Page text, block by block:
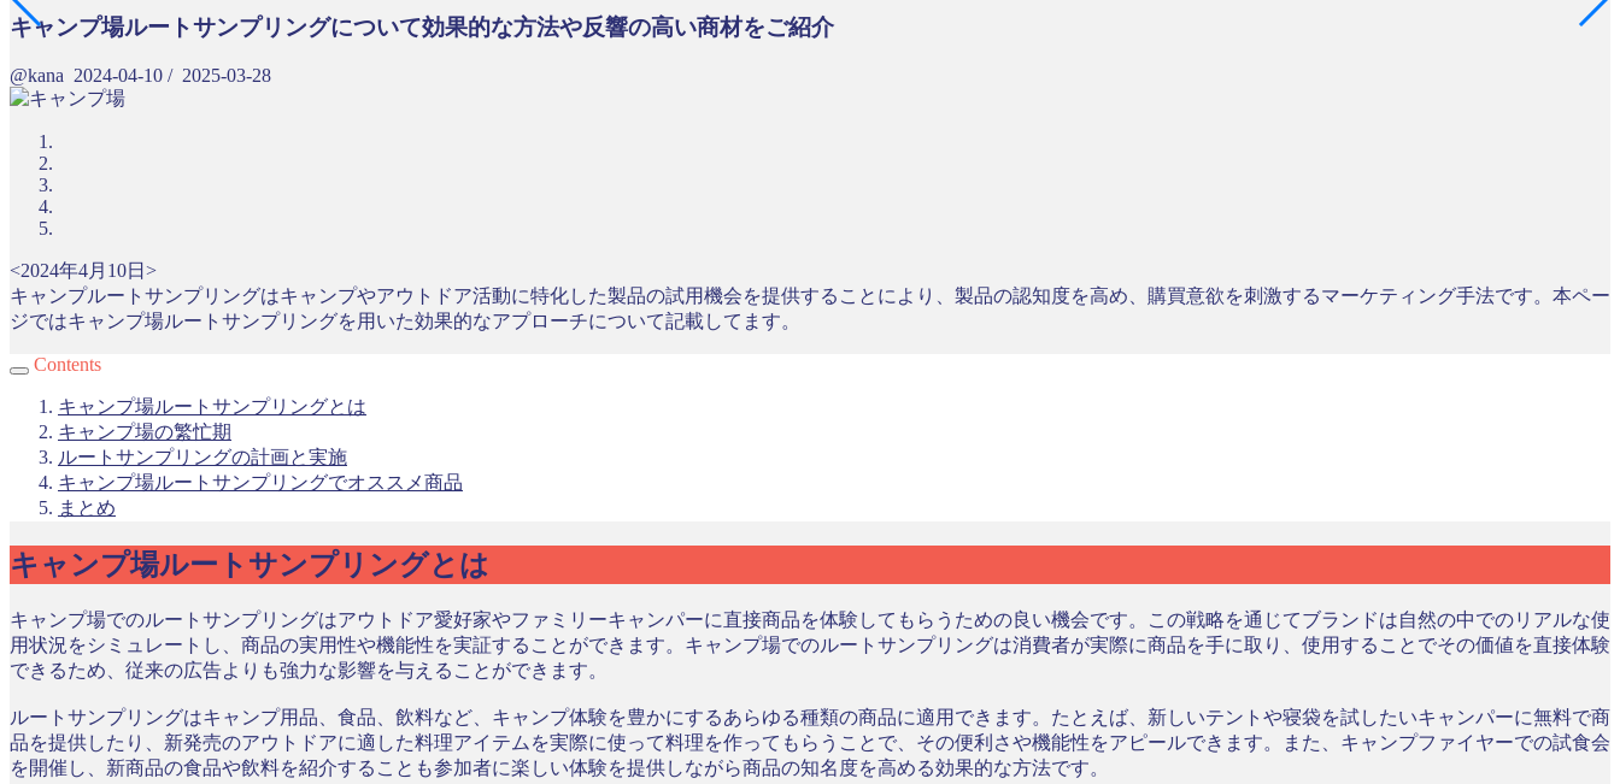
キャンプ場ルートサンプリングについて効果的な方法や反響の高い商材をご紹介
@kana 2024-04-10 / 2025-03-28
<2024年4月10日>
キャンプルートサンプリングはキャンプやアウトドア活動に特化した製品の試用機会を提供することにより、製品の認知度を高め、購買意欲を刺激するマーケティング手法です。本ペー
ジではキャンプ場ルートサンプリングを用いた効果的なアプローチについて記載してます。
Contents
キャンプ場ルートサンプリングとは
キャンプ場の繁忙期
ルートサンプリングの計画と実施
キャンプ場ルートサンプリングでオススメ商品
まとめ
キャンプ場ルートサンプリングとは
キャンプ場でのルートサンプリングはアウトドア愛好家やファミリーキャンパーに直接商品を体験してもらうための良い機会です。この戦略を通じてブランドは自然の中でのリアルな使
用状況をシミュレートし、商品の実用性や機能性を実証することができます。キャンプ場でのルートサンプリングは消費者が実際に商品を手に取り、使用することでその価値を直接体験
できるため、従来の広告よりも強力な影響を与えることができます。
ルートサンプリングはキャンプ用品、食品、飲料など、キャンプ体験を豊かにするあらゆる種類の商品に適用できます。たとえば、新しいテントや寝袋を試したいキャンパーに無料で商
品を提供したり、新発売のアウトドアに適した料理アイテムを実際に使って料理を作ってもらうことで、その便利さや機能性をアピールできます。また、キャンプファイヤーでの試食会
を開催し、新商品の食品や飲料を紹介することも参加者に楽しい体験を提供しながら商品の知名度を高める効果的な方法です。